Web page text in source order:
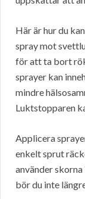
Här är hur du
spray mot
för att ta bort
sprayer kan
mindre
Luktstopparen
Applicera
enkelt sprut
använder
bör du inte